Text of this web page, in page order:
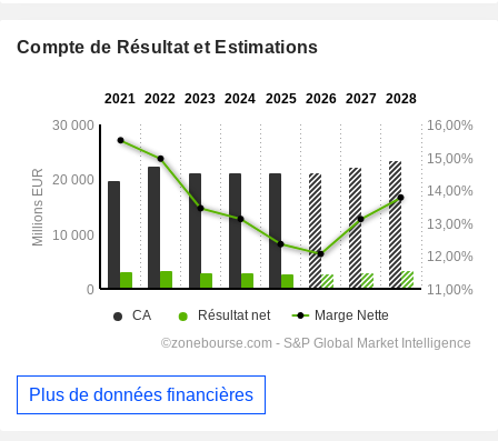
Compte de Résultat et Estimations
Plus de données financières